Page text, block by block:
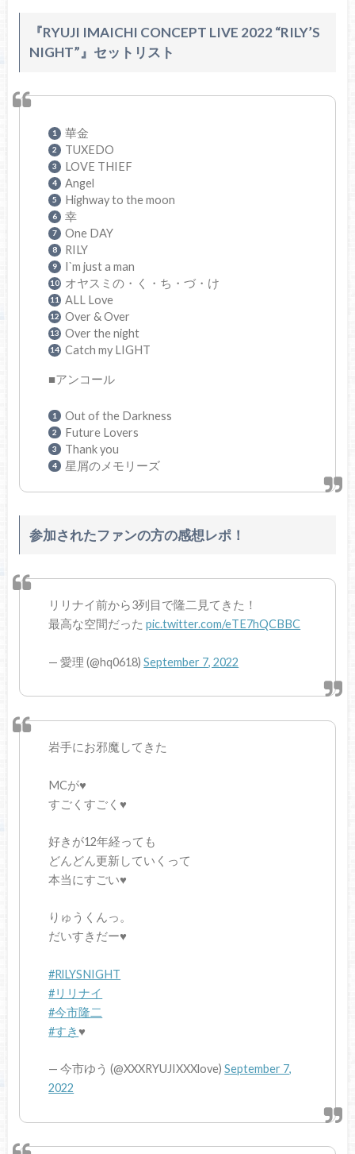
『RYUJI IMAICHI CONCEPT LIVE 2022 “RILY’S
NIGHT”』 セットリスト
華金
TUXEDO
LOVE THIEF
Angel
Highway to the moon
幸
One DAY
RILY
I`m just a man
オヤスミの・く・ち・づ・け
ALL Love
Over & Over
Over the night
Catch my LIGHT
■アンコール
Out of the Darkness
Future Lovers
Thank you
星屑のメモリーズ
参加されたファンの方の感想レポ！
リリナイ前から3列目で隆二見てきた！
最高な空間だったpic.twitter.com/eTE7hQCBBC
— 愛理 (@hq0618)September 7, 2022
岩手にお邪魔してきた
MCが♥️
すごくすごく♥️
好きが12年経っても
どんどん更新していくって
本当にすごい♥️
りゅうくんっ。
だいすきだー♥️
#RlLYSNIGHT
#リリナイ
#今市隆二
#すき♥️
— 今市ゆう (@XXXRYUJIXXXlove)September 7,
2022